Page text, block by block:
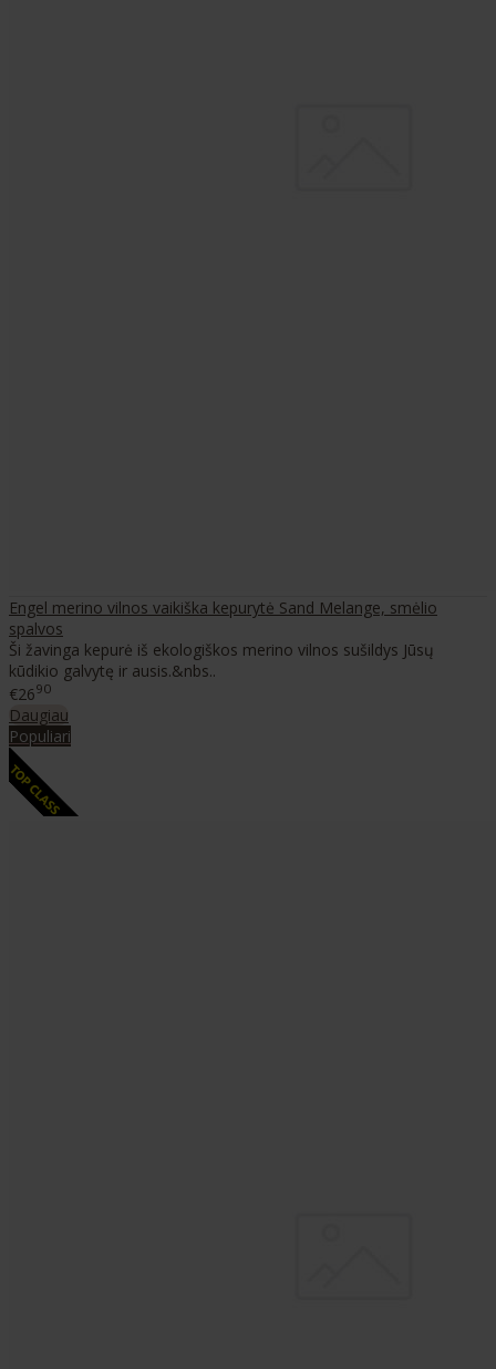
Engel merino vilnos vaikiška kepurytė Sand Melange, smėlio
spalvos
Ši žavinga kepurė iš ekologiškos merino vilnos sušildys Jūsų
kūdikio galvytę ir ausis.&nbs..
€2690
Daugiau
Populiari